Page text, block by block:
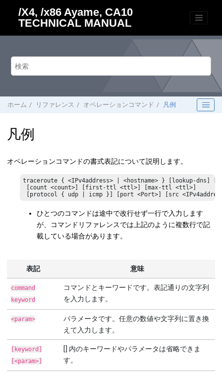
/X4, /x86 Ayame, CA10
TECHNICAL MANUAL
ホーム リファレンス オペレーションコマンド 凡例
凡例
オペレーションコマンドの書式表記について説明します。
traceroute { <IPv4address> | <hostname> } [lookup-dns]
[count <count>] [first-ttl <ttl>] [max-ttl <ttl>]
[protocol { udp | icmp }] [port <Port>] [src
ひとつのコマンドは途中で改行せず一行で入力します
が、コマンドリファレンスでは上記のように複数行で記
載している場合があります。
表記 意味
command
keyword
コマンドとキーワードです。表記通りの文字列
を入力します。
<param>
パラメータです。任意の数値や文字列に置き換
えて入力します。
[keyword]
[<param>]
[] 内のキーワードやパラメータは省略できま
す。